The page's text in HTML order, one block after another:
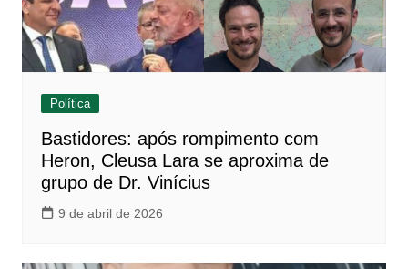
Política
Bastidores: após rompimento com
Heron, Cleusa Lara se aproxima de
grupo de Dr. Vinícius
9 de abril de 2026